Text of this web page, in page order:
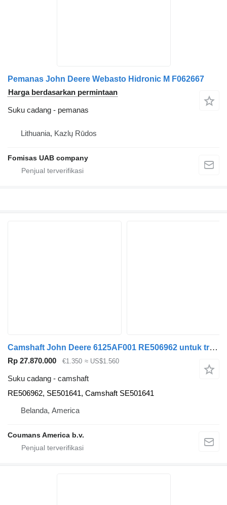
Pemanas John Deere Webasto Hidronic M F062667
Harga berdasarkan permintaan
Suku cadang - pemanas
Lithuania, Kazlų Rūdos
Fomisas UAB company
Camshaft John Deere 6125AF001 RE506962 untuk tractor head John Deere
Rp 27.870.000 €1.350 ≈ US$1.560
Suku cadang - camshaft
RE506962, SE501641, Camshaft SE501641
Belanda, America
Coumans America b.v.